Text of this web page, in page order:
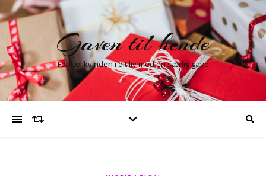
Gaven til hende
Forkæl kvinden i dit liv med en særlig gave